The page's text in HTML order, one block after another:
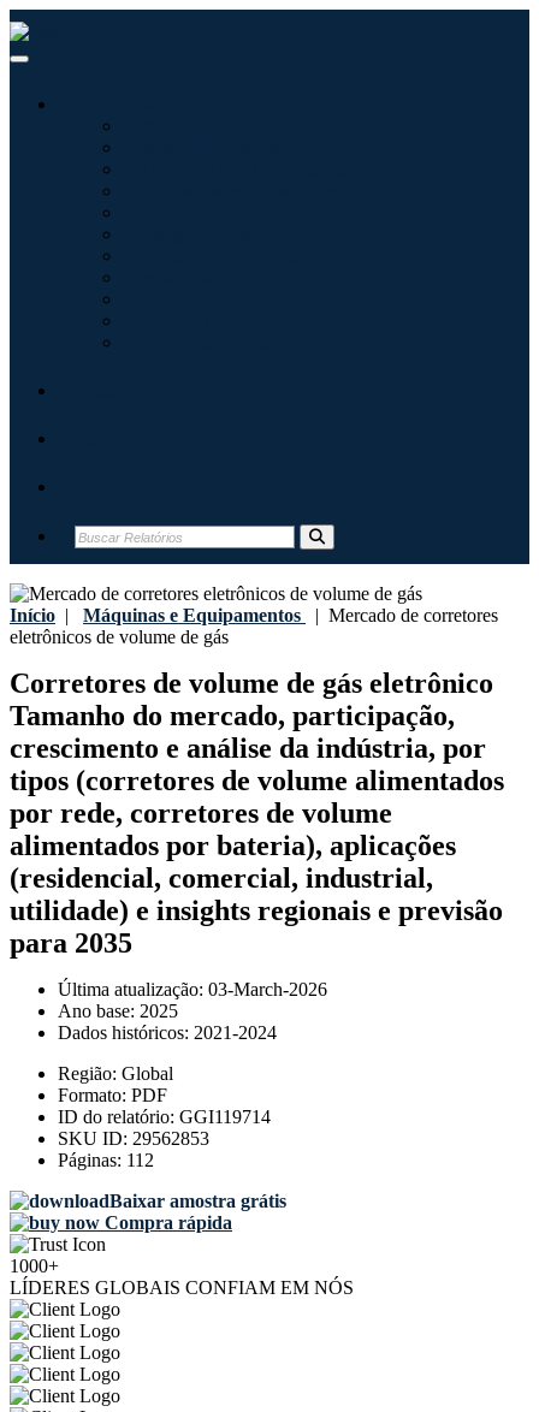
Início | Máquinas e Equipamentos | Mercado de corretores
eletrônicos de volume de gás
Corretores de volume de gás eletrônico
Tamanho do mercado, participação,
crescimento e análise da indústria, por
tipos (corretores de volume alimentados
por rede, corretores de volume
alimentados por bateria), aplicações
(residencial, comercial, industrial,
utilidade) e insights regionais e previsão
para 2035
Última atualização: 03-March-2026
Ano base: 2025
Dados históricos: 2021-2024
Região: Global
Formato: PDF
ID do relatório: GGI119714
SKU ID: 29562853
Páginas: 112
Baixar amostra grátis
Compra rápida
1000+
LÍDERES GLOBAIS CONFIAM EM NÓS